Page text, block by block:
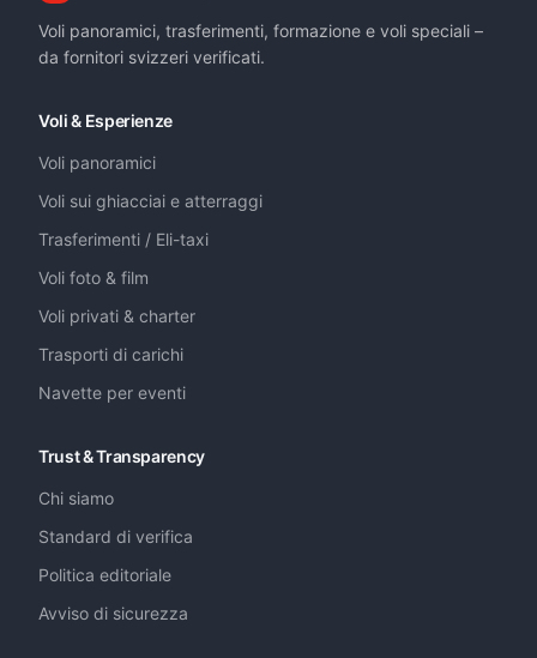
Voli panoramici, trasferimenti, formazione e voli speciali –
da fornitori svizzeri verificati.
Voli & Esperienze
Voli panoramici
Voli sui ghiacciai e atterraggi
Trasferimenti / Eli-taxi
Voli foto & film
Voli privati & charter
Trasporti di carichi
Navette per eventi
Trust & Transparency
Chi siamo
Standard di verifica
Politica editoriale
Avviso di sicurezza